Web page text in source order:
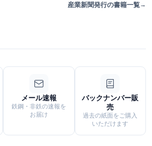
産業新聞発行の書籍一覧
メール速報
鉄鋼・非鉄の速報を
お届け
バックナンバー販
売
過去の紙面をご購入
いただけます